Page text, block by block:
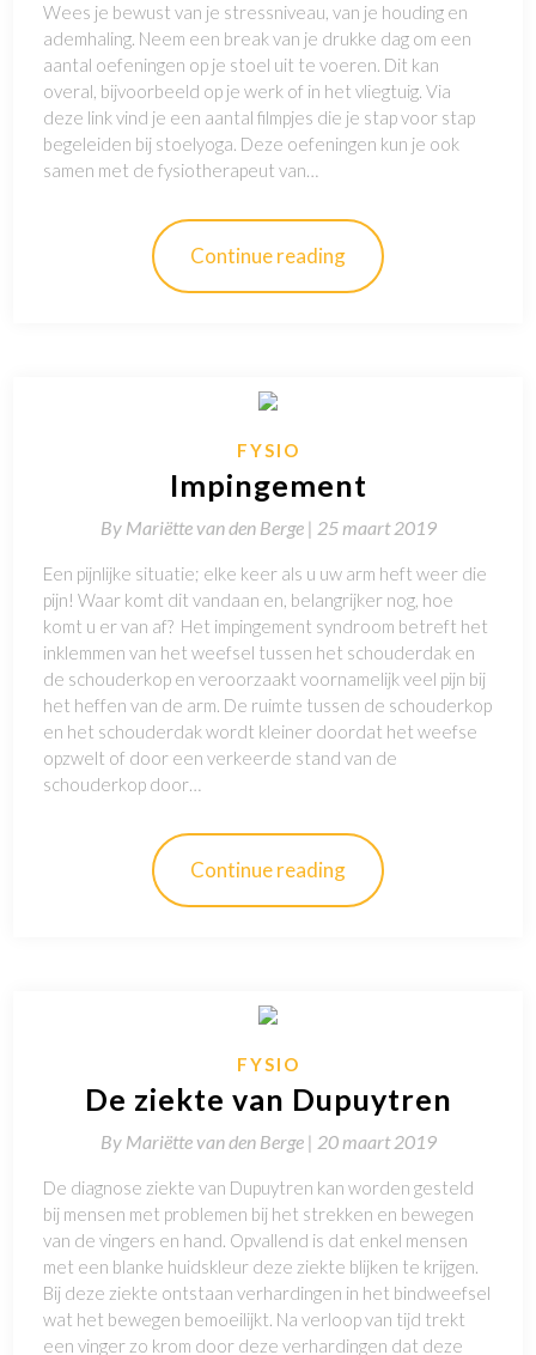
Wees je bewust van je stressniveau, van je houding en
ademhaling. Neem een break van je drukke dag om een
aantal oefeningen op je stoel uit te voeren. Dit kan
overal, bijvoorbeeld op je werk of in het vliegtuig. Via
deze link vind je een aantal filmpjes die je stap voor stap
begeleiden bij stoelyoga. Deze oefeningen kun je ook
samen met de fysiotherapeut van…
Continue reading
FYSIO
Impingement
By Mariëtte van den Berge | 25 maart 2019
Een pijnlijke situatie; elke keer als u uw arm heft weer die
pijn! Waar komt dit vandaan en, belangrijker nog, hoe
komt u er van af? Het impingement syndroom betreft het
inklemmen van het weefsel tussen het schouderdak en
de schouderkop en veroorzaakt voornamelijk veel pijn bij
het heffen van de arm. De ruimte tussen de schouderkop
en het schouderdak wordt kleiner doordat het weefse
opzwelt of door een verkeerde stand van de
schouderkop door…
Continue reading
FYSIO
De ziekte van Dupuytren
By Mariëtte van den Berge | 20 maart 2019
De diagnose ziekte van Dupuytren kan worden gesteld
bij mensen met problemen bij het strekken en bewegen
van de vingers en hand. Opvallend is dat enkel mensen
met een blanke huidskleur deze ziekte blijken te krijgen.
Bij deze ziekte ontstaan verhardingen in het bindweefsel
wat het bewegen bemoeilijkt. Na verloop van tijd trekt
een vinger zo krom door deze verhardingen dat deze